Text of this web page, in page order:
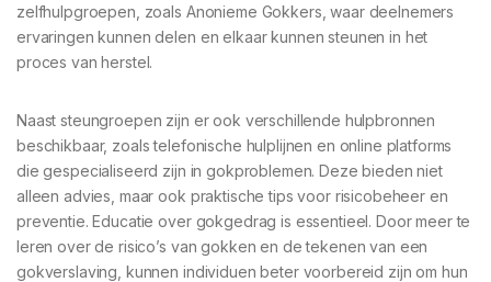
zelfhulpgroepen, zoals Anonieme Gokkers, waar deelnemers
ervaringen kunnen delen en elkaar kunnen steunen in het
proces van herstel.
Naast steungroepen zijn er ook verschillende hulpbronnen
beschikbaar, zoals telefonische hulplijnen en online platforms
die gespecialiseerd zijn in gokproblemen. Deze bieden niet
alleen advies, maar ook praktische tips voor risicobeheer en
preventie. Educatie over gokgedrag is essentieel. Door meer te
leren over de risico’s van gokken en de tekenen van een
gokverslaving, kunnen individuen beter voorbereid zijn om hun